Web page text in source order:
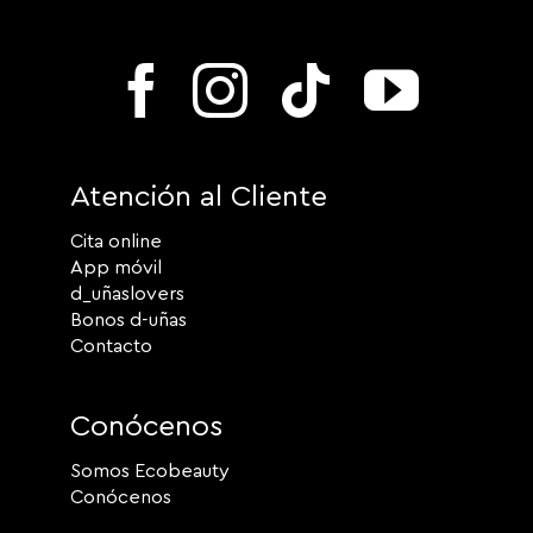
Atención al Cliente
Cita online
App móvil
d_uñaslovers
Bonos d-uñas
Contacto
Conócenos
Somos Ecobeauty
Conócenos